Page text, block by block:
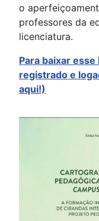
o
professores da
licenciatura.
Para baixar
registrado e
aqui!)